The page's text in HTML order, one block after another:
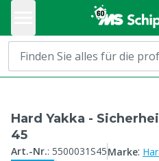
Hard Yakka -
45
Art.-Nr.: 5500031S45Marke: